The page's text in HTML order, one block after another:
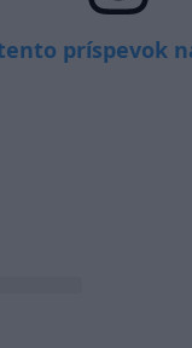
príspevok